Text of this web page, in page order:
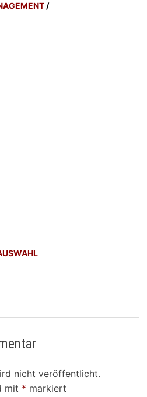
/
nicht veröffentlicht.
mit * markiert